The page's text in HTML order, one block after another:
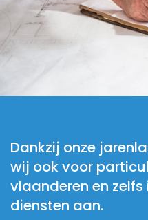
Dankzij onze
wij ook voor
vlaanderen en
diensten aan.